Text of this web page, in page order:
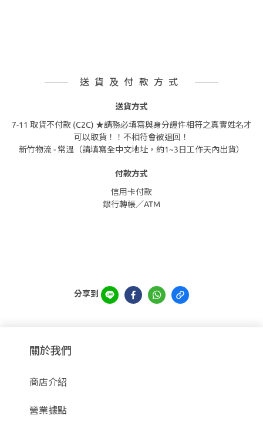
送貨及付款方式
送貨方式
7-11 取貨不付款 (C2C) ★請務必填寫與身分證件相符之真實姓名才
可以取貨！！不相符會被退回！
新竹物流 - 常溫（請填寫全中文地址，約1~3日工作天內出貨）
付款方式
信用卡付款
銀行轉帳／ATM
分享到
關於我們
商店介紹
營業據點